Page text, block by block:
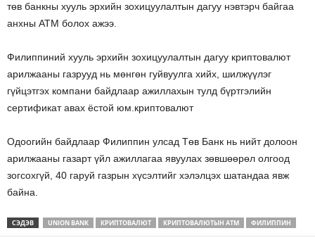
төв банкны хууль эрхийн зохицуулалтын дагуу нэвтэрч байгаа
анхны ATM болох ажээ.
Филиппиний хууль эрхийн зохицуулалтын дагуу криптовалют
арилжааны газрууд нь мөнгөн гуйвуулга хийх, шилжүүлэг
гүйцэтгэх компани байдлаар ажиллахын тулд бүртгэлийн
сертификат авах ёстой юм.криптовалют
Одоогийн байдлаар Филиппин улсад Төв Банк нь нийт долоон
арилжааны газарт үйл ажиллагаа явуулах зөвшөөрөл олгоод
зогсохгүй, 40 гаруй газрын хүсэлтийг хэлэлцэх шатандаа явж
байна.
СЭДЭВ UNION BANK КРИПТОВАЛЮТ КРИПТОВАЛЮТЫН ATM ФИЛИППИН